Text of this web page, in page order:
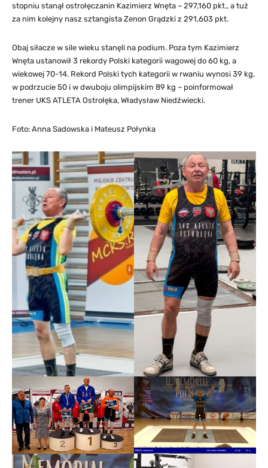
stopniu stanął ostrołęczanin Kazimierz Wnęta – 297,160 pkt., a tuż
za nim kolejny nasz sztangista Zenon Grądzki z 291,603 pkt.
Obaj siłacze w sile wieku stanęli na podium. Poza tym Kazimierz
Wnęta ustanowił 3 rekordy Polski kategorii wagowej do 60 kg, a
wiekowej 70-14. Rekord Polski tych kategorii w rwaniu wynosi 39 kg,
w podrzucie 50 i w dwuboju olimpijskim 89 kg – poinformował
trener UKS ATLETA Ostrołęka, Władysław Niedźwiecki.
Foto: Anna Sadowska i Mateusz Połynka